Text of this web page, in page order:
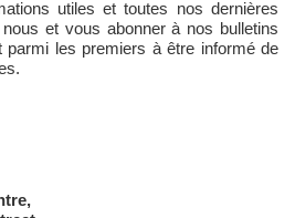
utiles et toutes nos dernières
et vous abonner à nos bulletins
parmi les premiers à être informé de